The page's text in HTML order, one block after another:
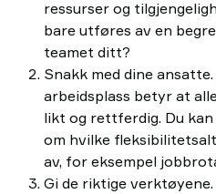
ressurser og
bare utføres av en
teamet ditt?
Snakk med dine
arbeidsplass betyr at
likt og rettferdig. Du
om hvilke
av, for eksempel
Gi de riktige